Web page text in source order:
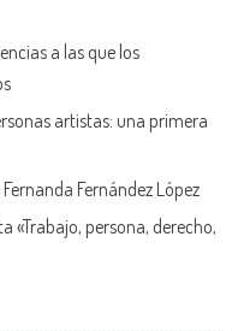
a las que los
artistas: una primera
Fernández López
«Trabajo, persona, derecho,